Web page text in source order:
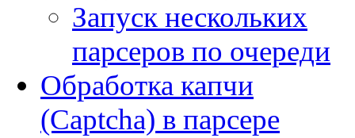
Запуск нескольких
парсеров по очереди
Обработка капчи
(Captcha) в парсере